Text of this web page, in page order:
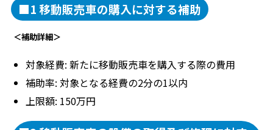
■1 移動販売車の購入に対する補助
＜補助詳細＞
対象経費: 新たに移動販売車を購入する際の費用
補助率: 対象となる経費の2分の1以内
上限額: 150万円